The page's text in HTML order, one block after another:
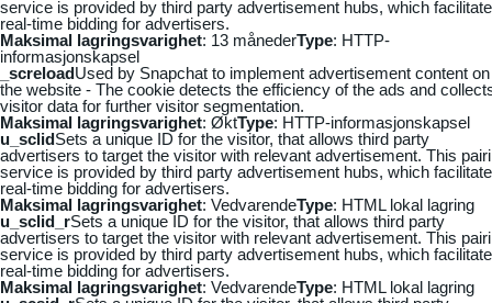
service is provided by third party advertisement hubs, which
real-time bidding for advertisers.
Maksimal lagringsvarighet: 13 månederType: HTTP-
informasjonskapsel
_screloadUsed by Snapchat to implement advertisement content on
the website - The cookie detects the efficiency of the ads and
visitor data for further visitor segmentation.
Maksimal lagringsvarighet: ØktType: HTTP-informasjonskapsel
u_sclidSets a unique ID for the visitor, that allows third party
advertisers to target the visitor with relevant advertisement. This
service is provided by third party advertisement hubs, which
real-time bidding for advertisers.
Maksimal lagringsvarighet: VedvarendeType: HTML lokal lagring
u_sclid_rSets a unique ID for the visitor, that allows third party
advertisers to target the visitor with relevant advertisement. This
service is provided by third party advertisement hubs, which
real-time bidding for advertisers.
Maksimal lagringsvarighet: VedvarendeType: HTML lokal lagring